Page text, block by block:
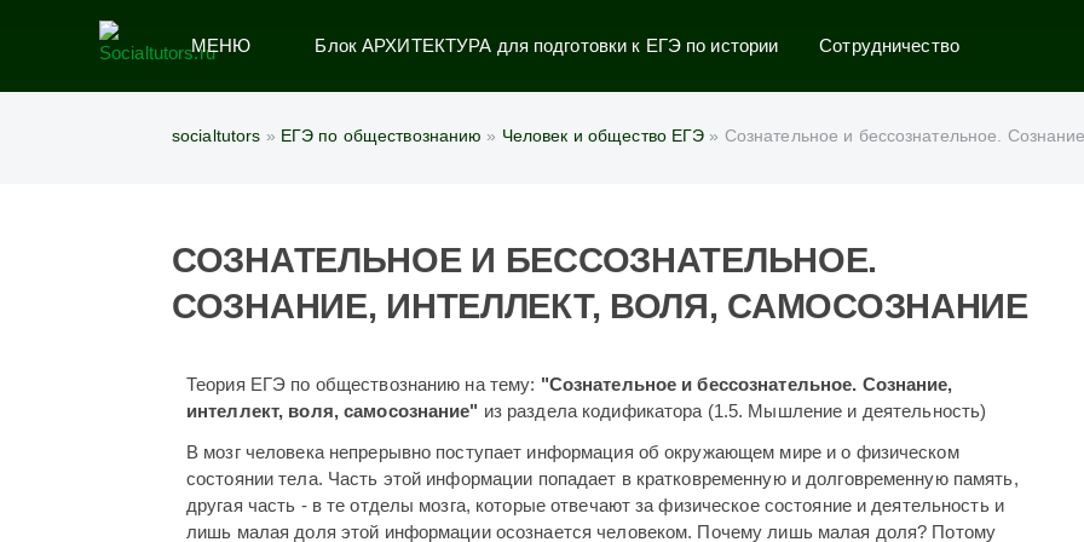
МЕНЮ Блок АРХИТЕКТУРА для подготовки к ЕГЭ по истории Сотрудничество
socialtutors » ЕГЭ по обществознанию » Человек и общество ЕГЭ » Сознательное и бессознательное.
СОЗНАТЕЛЬНОЕ И БЕССОЗНАТЕЛЬНОЕ.
СОЗНАНИЕ, ИНТЕЛЛЕКТ, ВОЛЯ, САМОСОЗНАНИЕ
Теория ЕГЭ по обществознанию на тему: "Сознательное и бессознательное. Сознание,
интеллект, воля, самосознание" из раздела кодификатора (1.5. Мышление и деятельность)
В мозг человека непрерывно поступает информация об окружающем мире и о физическом
состоянии тела. Часть этой информации попадает в кратковременную и долговременную память,
другая часть - в те отделы мозга, которые отвечают за физическое состояние и деятельность и
лишь малая доля этой информации осознается человеком. Почему лишь малая доля? Потому